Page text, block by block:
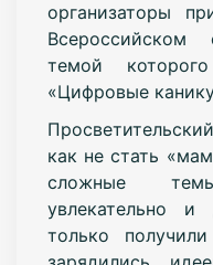
организаторы
Всероссийском
темой
«Цифровые
как не стать
сложные
увлекательно и
только